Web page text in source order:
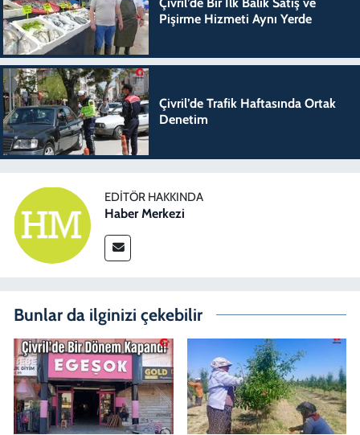
Pişirme Hizmeti Aynı Yerde
Çivril’de Trafik Haftasında Ortak
Denetim
EDITÖR HAKKINDA
Haber Merkezi
Bunlar da ilginizi çekebilir